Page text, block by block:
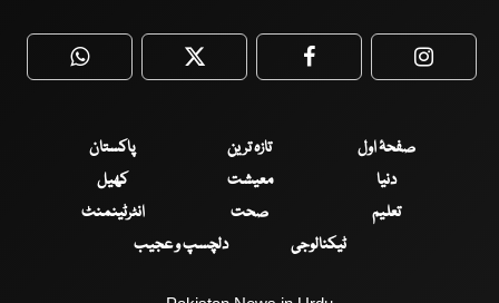
WhatsApp Twitter Facebook
صفحۂ اول تازہ ترین
پاکستان
دنیا
معیشت
کھیل
تعلیم
صحت
انٹرٹینمنٹ
ٹیکنالوجی
دلچسپ و عجیب